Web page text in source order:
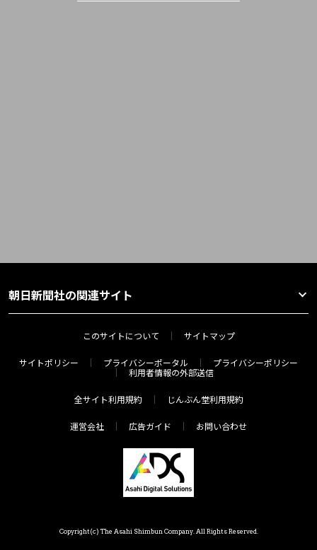
朝日新聞社の関連サイト
このサイトについて サイトマップ
サイトポリシー プライバシーポータル
プライバシーポリシー
利用者情報の外部送信
全サイト利用規約 じんぶん堂利用規約
運営会社 広告ガイド お問い合わせ
Copyright(c) The Asahi Shimbun Company. All Rights Reserved.